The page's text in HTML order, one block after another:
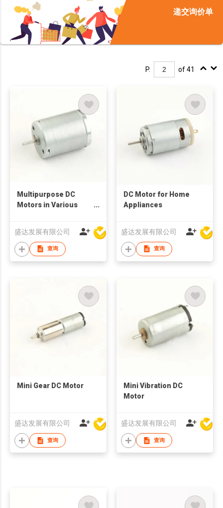
递交询价单
P. of 41
Multipurpose DC
Motors in Various
盛达发展有限公司
查询
DC Motor for Home
Appliances
盛达发展有限公司
查询
Mini Gear DC Motor
盛达发展有限公司
查询
Mini Vibration DC
Motor
盛达发展有限公司
查询